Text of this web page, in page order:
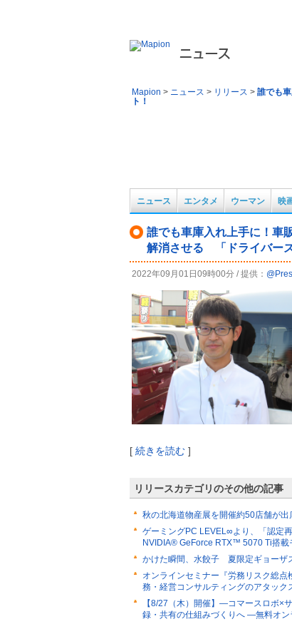
Mapion > ニュース > リリース > 誰でも
ト！
ニュース エンタメ ウーマン 映
誰でも車庫入れ上手に！車
解消させる 「ドライバー
2022年09月01日09時00分 / 提供：
[ 続きを読む ]
リリースカテゴリのその他の記事
秋の北海道物産展を開催約50店舗が
ゲーミングPC LEVEL∞より、「認定
NVIDIA® GeForce RTX™ 5070 Ti搭載
かけた瞬間、水餃子 夏限定ギョーザ
オンラインセミナー『労務リスク総
務・経営コンサルティングのアタック
【8/27（木）開催】―コマースロボ×
録・共有の仕組みづくりへ ―無料オン